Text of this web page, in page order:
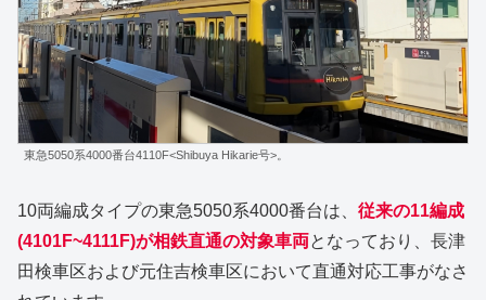
東急5050系4000番台4110F<Shibuya Hikarie号>。
10両編成タイプの東急5050系4000番台は、 従来の11編成
(4101F~4111F)が相鉄直通の対象車両となっており、長津
田検車区および元住吉検車区において直通対応工事がなさ